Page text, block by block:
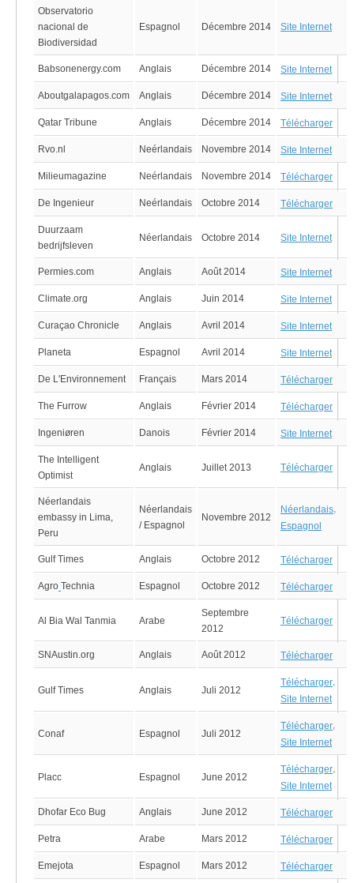
Observatorio
nacional de
Biodiversidad
Espagnol Décembre 2014 Site Internet
Babsonenergy.com Anglais Décembre 2014 Site Internet
Aboutgalapagos.com Anglais Décembre 2014 Site Internet
Qatar Tribune Anglais Décembre 2014 Télécharger
Rvo.nl Neérlandais Novembre 2014 Site Internet
Milieumagazine Neérlandais Novembre 2014 Télécharger
De Ingenieur Neérlandais Octobre 2014 Télécharger
Duurzaam
bedrijfsleven
Néerlandais Octobre 2014 Site Internet
Permies.com Anglais Août 2014 Site Internet
Climate.org Anglais Juin 2014 Site Internet
Curaçao Chronicle Anglais Avril 2014 Site Internet
Planeta Espagnol Avril 2014 Site Internet
De L'Environnement Français Mars 2014 Télécharger
The Furrow Anglais Février 2014 Télécharger
Ingeniøren Danois Février 2014 Site Internet
The Intelligent
Optimist
Anglais Juillet 2013 Télécharger
Néerlandais
embassy in Lima,
Peru
Néerlandais
/ Espagnol
Novembre 2012
Néerlandais,
Espagnol
Gulf Times Anglais Octobre 2012 Télécharger
Agro Technia Espagnol Octobre 2012 Télécharger
Al Bia Wal Tanmia Arabe
Septembre
2012
Télécharger
SNAustin.org Anglais Août 2012 Télécharger
Gulf Times Anglais Juli 2012
Télécharger,
Site Internet
Conaf Espagnol Juli 2012
Télécharger,
Site Internet
Placc Espagnol June 2012
Télécharger,
Site Internet
Dhofar Eco Bug Anglais June 2012 Télécharger
Petra Arabe Mars 2012 Télécharger
Emejota Espagnol Mars 2012 Télécharger